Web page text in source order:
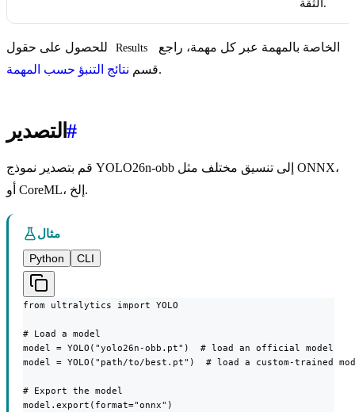
الثقة.
Results
قسم نتائج التنبؤ حسب المهمة .
التصدير#
قم بتصدير نموذج YOLO26n-obb إلى تنسيق مختلف مثل ONNX،
أو CoreML، إلخ.
مثال
Python
CLI
from ultralytics import YOLO
# Load a model
model = YOLO("yolo26n-obb.pt")  # load an official model
model = YOLO("path/to/best.pt")  # load a custom-trained
# Export the model
model.export(format="onnx")